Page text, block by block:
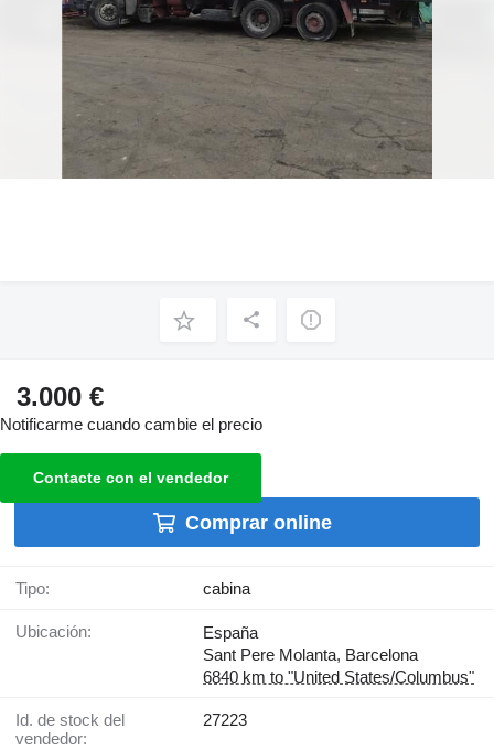
3.000 €
Notificarme cuando cambie el precio
Contacte con el vendedor
Comprar online
Tipo: cabina
Ubicación:
España
Sant Pere Molanta, Barcelona
6840 km to "United States/Columbus"
Id. de stock del
vendedor:
27223